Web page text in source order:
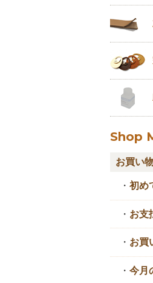
Shop
お買い
・ 初め
・ お支
・ お買
・ 今月